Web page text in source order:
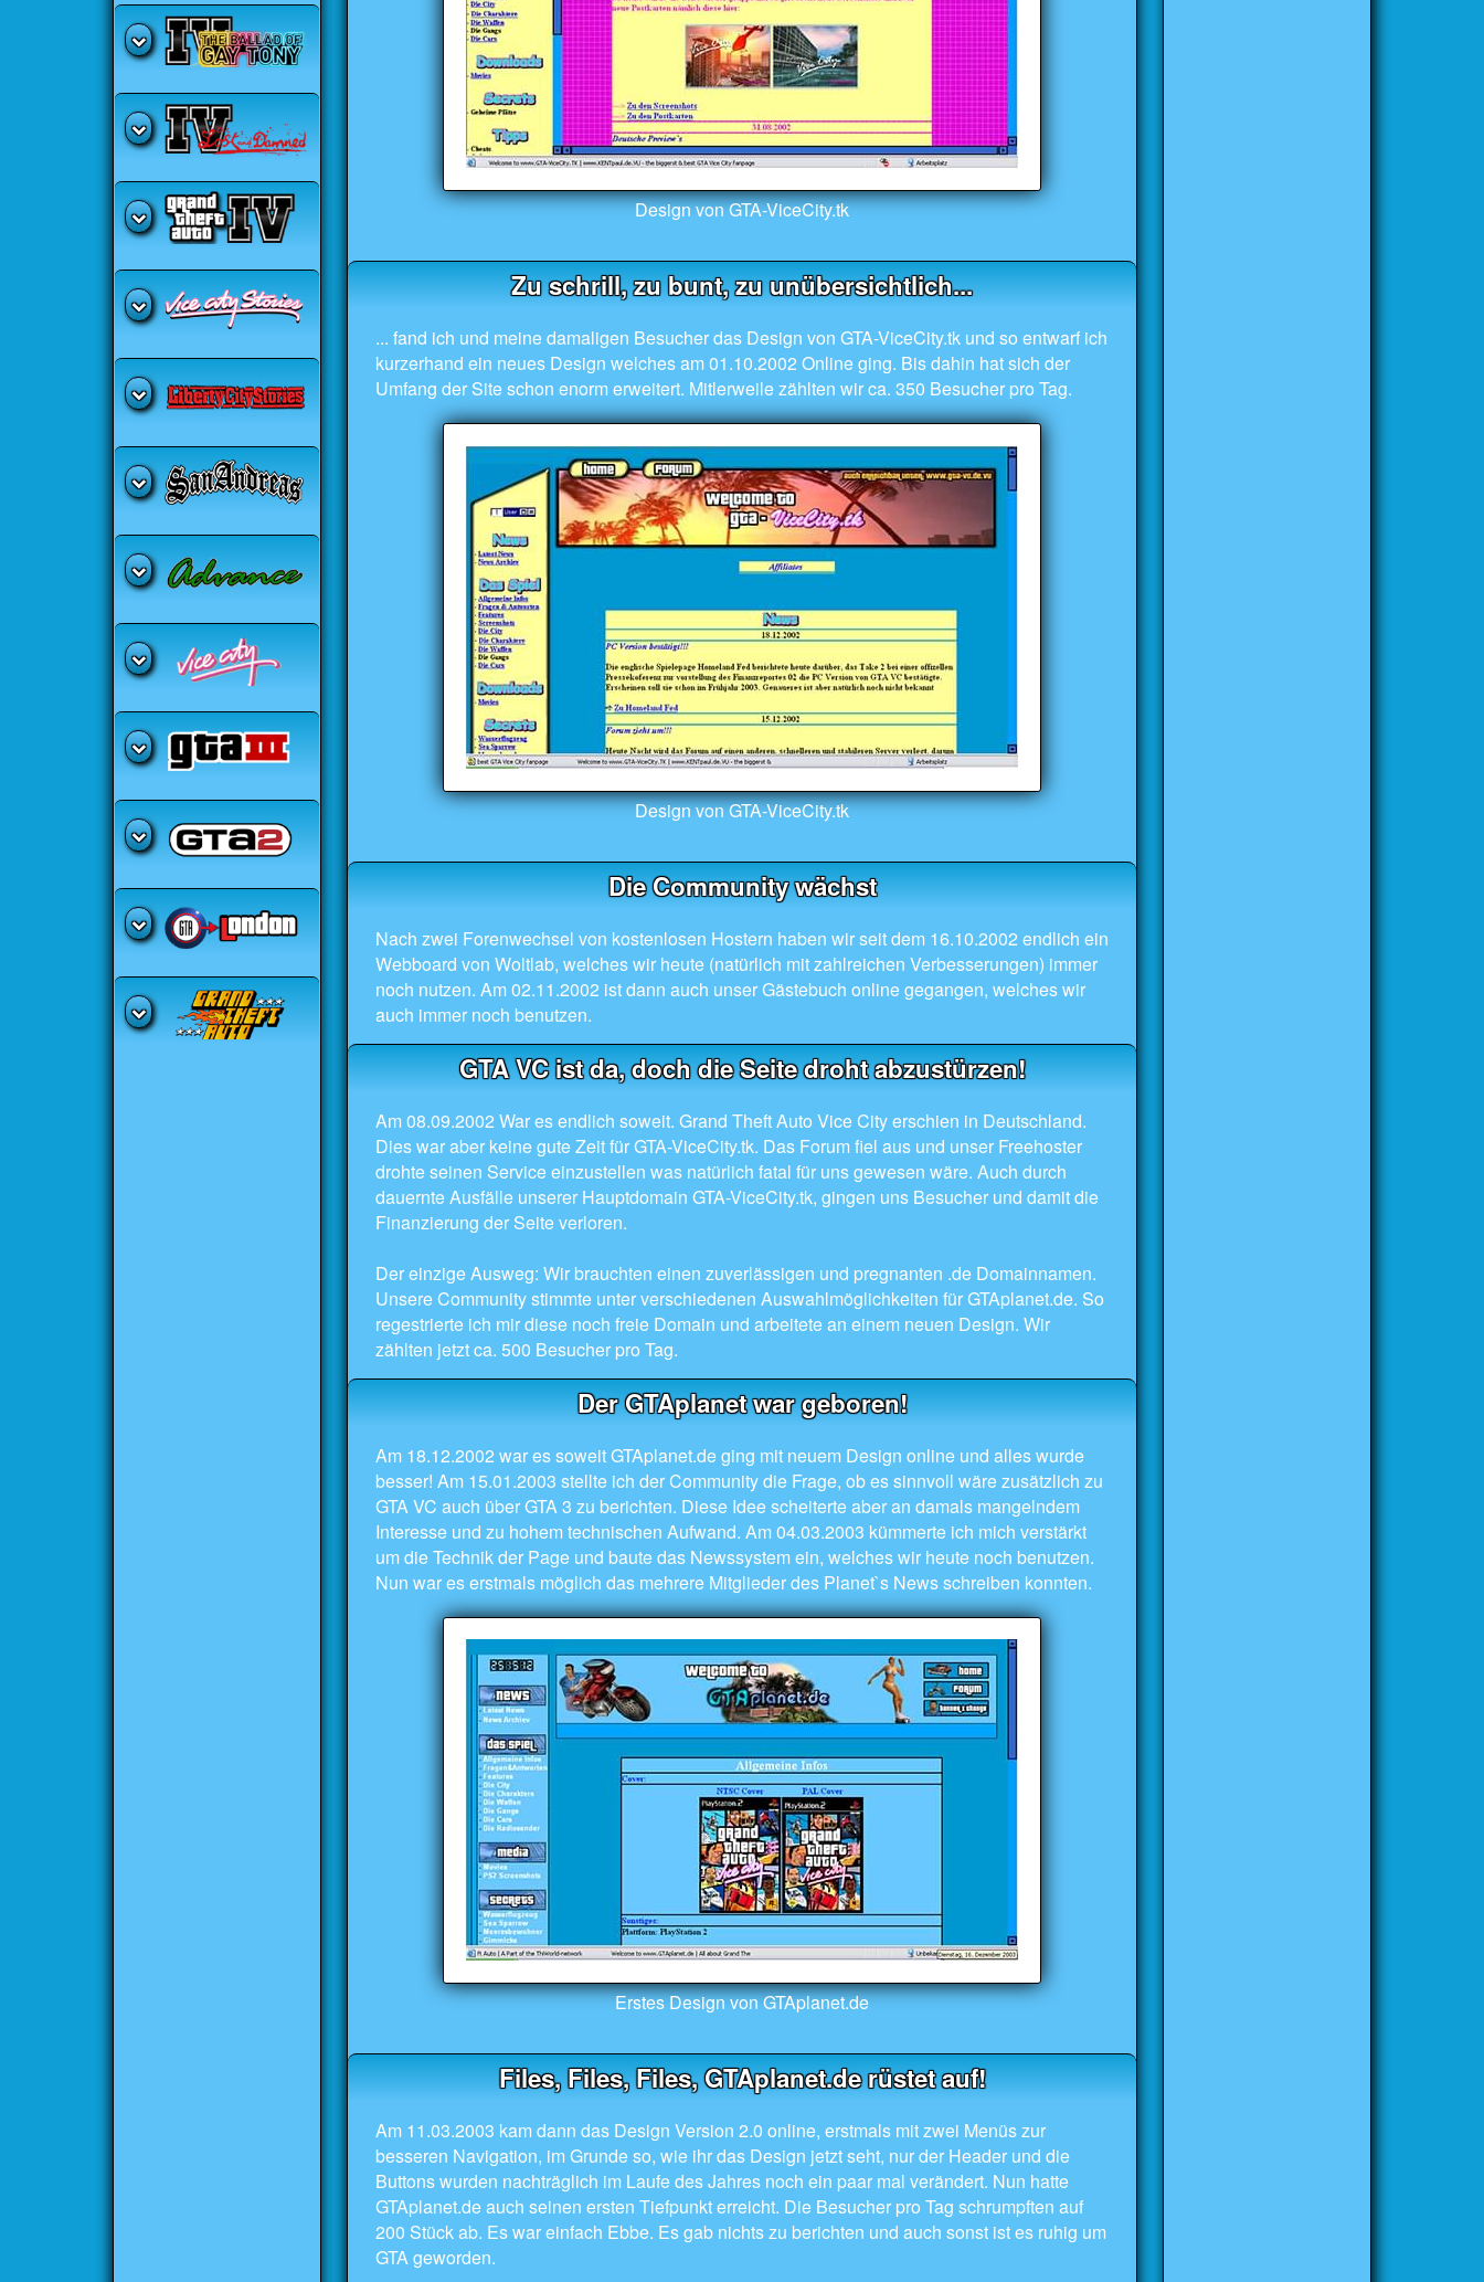
Design von GTA-ViceCity.tk
Zu schrill, zu bunt, zu unübersichtlich...
... fand ich und meine damaligen Besucher das Design von GTA-ViceCity.tk und so entwarf ich
kurzerhand ein neues Design welches am 01.10.2002 Online ging. Bis dahin hat sich der
Umfang der Site schon enorm erweitert. Mitlerweile zählten wir ca. 350 Besucher pro Tag.
Design von GTA-ViceCity.tk
Die Community wächst
Nach zwei Forenwechsel von kostenlosen Hostern haben wir seit dem 16.10.2002 endlich ein
Webboard von Woltlab, welches wir heute (natürlich mit zahlreichen Verbesserungen) immer
noch nutzen. Am 02.11.2002 ist dann auch unser Gästebuch online gegangen, welches wir
auch immer noch benutzen.
GTA VC ist da, doch die Seite droht abzustürzen!
Am 08.09.2002 War es endlich soweit. Grand Theft Auto Vice City erschien in Deutschland.
Dies war aber keine gute Zeit für GTA-ViceCity.tk. Das Forum fiel aus und unser Freehoster
drohte seinen Service einzustellen was natürlich fatal für uns gewesen wäre. Auch durch
dauernte Ausfälle unserer Hauptdomain GTA-ViceCity.tk, gingen uns Besucher und damit die
Finanzierung der Seite verloren.
Der einzige Ausweg: Wir brauchten einen zuverlässigen und pregnanten .de Domainnamen.
Unsere Community stimmte unter verschiedenen Auswahlmöglichkeiten für GTAplanet.de. So
regestrierte ich mir diese noch freie Domain und arbeitete an einem neuen Design. Wir
zählten jetzt ca. 500 Besucher pro Tag.
Der GTAplanet war geboren!
Am 18.12.2002 war es soweit GTAplanet.de ging mit neuem Design online und alles wurde
besser! Am 15.01.2003 stellte ich der Community die Frage, ob es sinnvoll wäre zusätzlich zu
GTA VC auch über GTA 3 zu berichten. Diese Idee scheiterte aber an damals mangelndem
Interesse und zu hohem technischen Aufwand. Am 04.03.2003 kümmerte ich mich verstärkt
um die Technik der Page und baute das Newssystem ein, welches wir heute noch benutzen.
Nun war es erstmals möglich das mehrere Mitglieder des Planet`s News schreiben konnten.
Erstes Design von GTAplanet.de
Files, Files, Files, GTAplanet.de rüstet auf!
Am 11.03.2003 kam dann das Design Version 2.0 online, erstmals mit zwei Menüs zur
besseren Navigation, im Grunde so, wie ihr das Design jetzt seht, nur der Header und die
Buttons wurden nachträglich im Laufe des Jahres noch ein paar mal verändert. Nun hatte
GTAplanet.de auch seinen ersten Tiefpunkt erreicht. Die Besucher pro Tag schrumpften auf
200 Stück ab. Es war einfach Ebbe. Es gab nichts zu berichten und auch sonst ist es ruhig um
GTA geworden.